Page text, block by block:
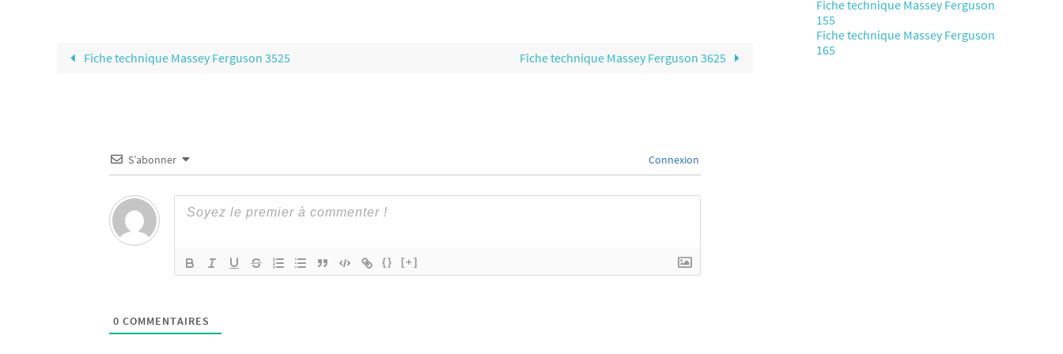
Fiche technique Massey Ferguson 3525 Fiche technique Massey Ferguson 3625
S’abonner Connexion
{} [+]
0 COMMENTAIRES
Fiche technique Massey Ferguson
155
Fiche technique Massey Ferguson
165